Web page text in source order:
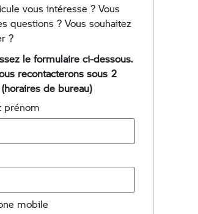
vous intéresse ? Vous
questions ? Vous souhaitez
?
le formulaire ci-dessous.
recontacterons sous 2
de bureau)
prénom
mobile